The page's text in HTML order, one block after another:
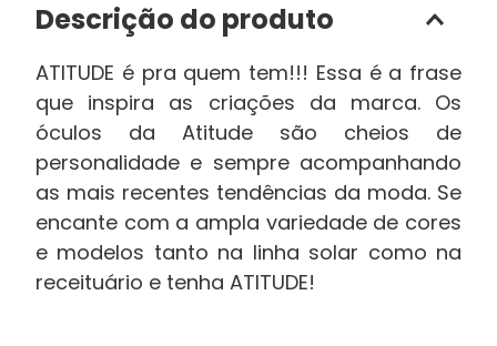
Descrição do produto
ATITUDE é pra quem tem!!! Essa é a frase
que inspira as criações da marca. Os
óculos da Atitude são cheios de
personalidade e sempre acompanhando
as mais recentes tendências da moda. Se
encante com a ampla variedade de cores
e modelos tanto na linha solar como na
receituário e tenha ATITUDE!